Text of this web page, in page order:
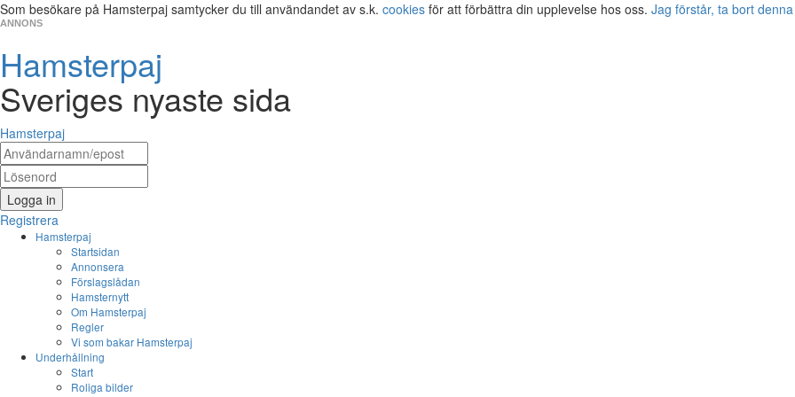
Som besökare på Hamsterpaj samtycker du till användandet av s.k. cookies för att förbättra din upplevelse hos oss. Jag förstår, ta bort
ANNONS
Hamsterpaj
Sveriges nyaste sida
Hamsterpaj
Logga in
Registrera
Hamsterpaj
Startsidan
Annonsera
Förslagslådan
Hamsternytt
Om Hamsterpaj
Regler
Vi som bakar Hamsterpaj
Underhållning
Start
Roliga bilder